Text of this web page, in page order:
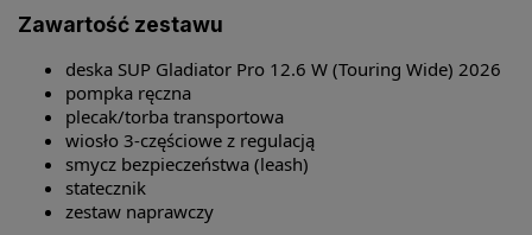
Zawartość zestawu
deska SUP Gladiator Pro 12.6 W (Touring Wide) 2026
pompka ręczna
plecak/torba transportowa
wiosło 3-częściowe z regulacją
smycz bezpieczeństwa (leash)
statecznik
zestaw naprawczy